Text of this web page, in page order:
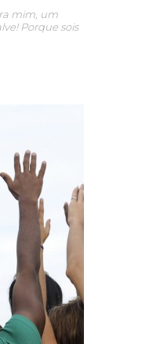
mim, um
Porque sois